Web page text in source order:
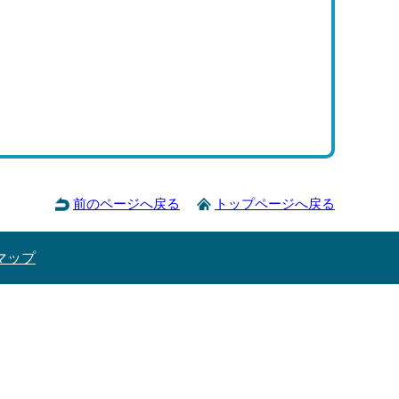
前のページへ戻る トップページへ戻る
ップ